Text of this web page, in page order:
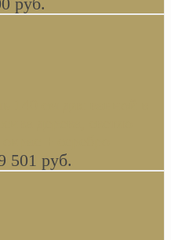
дерева, светло
+ серебро
501 руб.